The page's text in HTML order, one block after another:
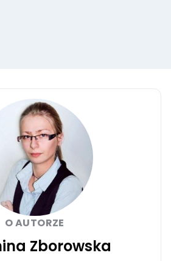
O AUTORZE
Zborowska